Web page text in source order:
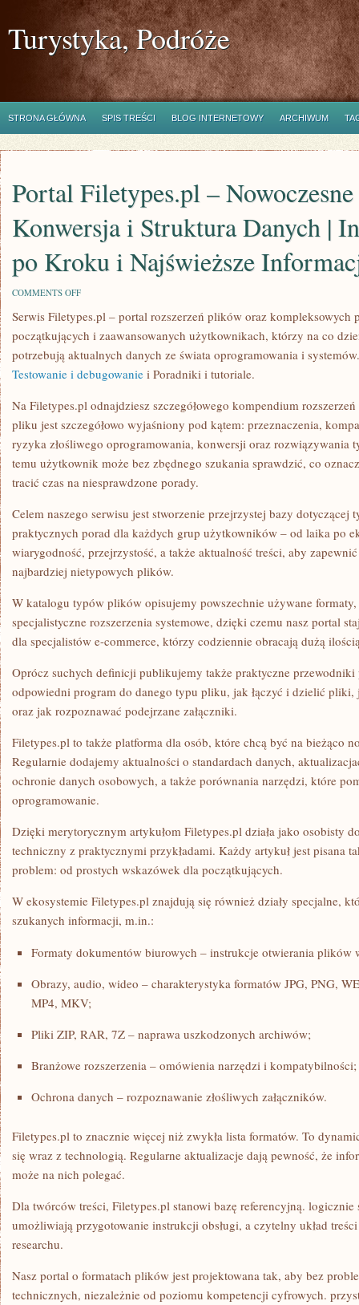
Turystyka, Podróże
STRONA GŁÓWNA SPIS TREŚCI BLOG INTERNETOWY ARCHIWUM
Portal Filetypes.pl –
Konwersja i Struktura Danych |
po Kroku i Najświeższe
COMMENTS OFFON
FILETYPES.PL
NOWOCZESNE
TECHNOLOGIE
KONWERSJA
STRUKTURA
DANYCH
|
KROK
PO
I
INFORMACJE
ZE
ŚWIATA
Serwis Filetypes.pl – portal rozszerzeń plików oraz kompleksowych
początkujących i zaawansowanych użytkownikach, którzy na co
potrzebują aktualnych danych ze świata oprogramowania i
Testowanie i debugowanie i Poradniki i tutoriale.
Na Filetypes.pl odnajdziesz szczegółowego kompendium
pliku jest szczegółowo wyjaśniony pod kątem: przeznaczenia,
ryzyka złośliwego oprogramowania, konwersji oraz rozwiązywania
temu użytkownik może bez zbędnego szukania sprawdzić, co
tracić czas na niesprawdzone porady.
Celem naszego serwisu jest stworzenie przejrzystej bazy
praktycznych porad dla każdych grup użytkowników – od laika po
wiarygodność, przejrzystość, a także aktualność treści, aby
najbardziej nietypowych plików.
W katalogu typów plików opisujemy powszechnie używane
specjalistyczne rozszerzenia systemowe, dzięki czemu nasz portal
dla specjalistów e-commerce, którzy codziennie obracają dużą
Oprócz suchych definicji publikujemy także praktyczne przewodniki
odpowiedni program do danego typu pliku, jak łączyć i dzielić pliki,
oraz jak rozpoznawać podejrzane załączniki.
Filetypes.pl to także platforma dla osób, które chcą być na bieżąco
Regularnie dodajemy aktualności o standardach danych,
ochronie danych osobowych, a także porównania narzędzi, które
oprogramowanie.
Dzięki merytorycznym artykułom Filetypes.pl działa jako osobisty
techniczny z praktycznymi przykładami. Każdy artykuł jest pisana
problem: od prostych wskazówek dla początkujących.
W ekosystemie Filetypes.pl znajdują się również działy specjalne,
szukanych informacji, m.in.:
Formaty dokumentów biurowych – instrukcje otwierania plików
Obrazy, audio, wideo – charakterystyka formatów JPG, PNG,
MP4, MKV;
Pliki ZIP, RAR, 7Z – naprawa uszkodzonych archiwów;
Branżowe rozszerzenia – omówienia narzędzi i kompatybilności;
Ochrona danych – rozpoznawanie złośliwych załączników.
Filetypes.pl to znacznie więcej niż zwykła lista formatów. To
się wraz z technologią. Regularne aktualizacje dają pewność, że
może na nich polegać.
Dla twórców treści, Filetypes.pl stanowi bazę referencyjną.
umożliwiają przygotowanie instrukcji obsługi, a czytelny układ
researchu.
Nasz portal o formatach plików jest projektowana tak, aby bez
technicznych, niezależnie od poziomu kompetencji cyfrowych.